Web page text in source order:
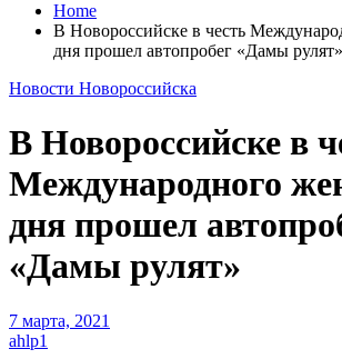
Home
В Новороссийске в честь
дня прошел автопробег «Дамы рулят»
Новости Новороссийска
В Новороссийске в
Международного
дня прошел
«Дамы рулят»
7 марта, 2021
ahlp1